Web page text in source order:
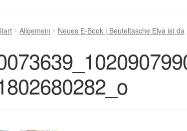
Allgemein Neues E-Book | Beuteltasche Elva ist da